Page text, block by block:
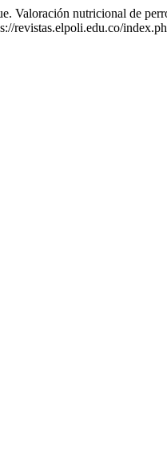
nutricional de